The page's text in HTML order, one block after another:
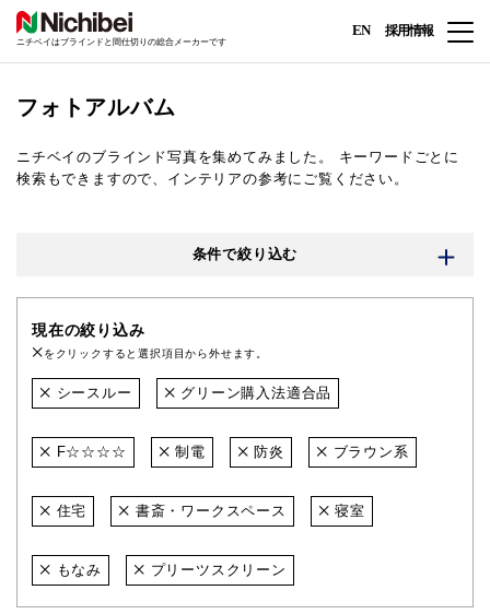
ニチベイはブラインドと間仕切りの総合メーカーです
EN 採用情報
フォトアルバム
ニチベイのブラインド写真を集めてみました。
キーワードごとに
検索もできますので、インテリアの参考にご覧ください。
条件で絞り込む
現在の絞り込み
をクリックすると選択項目から外せます。
シースルー グリーン購入法適合品
F☆☆☆☆ 制電 防炎 ブラウン系
住宅 書斎・ワークスペース 寝室
もなみ プリーツスクリーン